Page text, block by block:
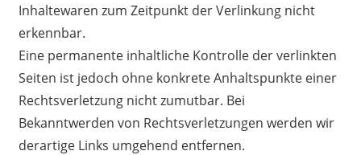
Inhaltewaren zum Zeitpunkt der Verlinkung nicht
erkennbar.
Eine permanente inhaltliche Kontrolle der verlinkten
Seiten ist jedoch ohne konkrete Anhaltspunkte einer
Rechtsverletzung nicht zumutbar. Bei
Bekanntwerden von Rechtsverletzungen werden wir
derartige Links umgehend entfernen.